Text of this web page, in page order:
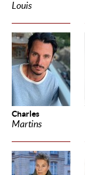
Louis
Charles
Martins